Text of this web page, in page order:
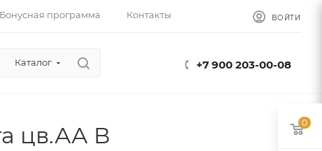
Бонусная программа Контакты ВОЙТИ
Каталог +7 900 203-00-08
цв.АА В 0